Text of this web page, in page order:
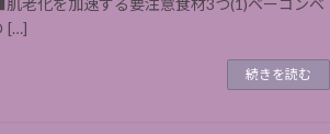
老化を加速する要注意食材3つ(1)ベーコンベ
[…]
続きを読む